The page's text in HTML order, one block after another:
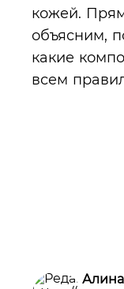
кожей.
объясним,
какие
всем